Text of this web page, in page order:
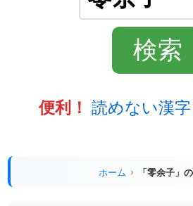
便利！ 読めない漢
ホーム 「零余子」